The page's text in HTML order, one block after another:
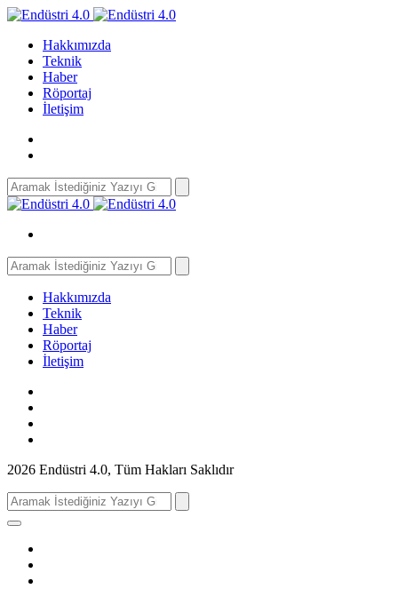
Hakkımızda
Teknik
Haber
Röportaj
İletişim
Search
for:
Search
for:
Hakkımızda
Teknik
Haber
Röportaj
İletişim
2026 Endüstri 4.0, Tüm Hakları Saklıdır
Search
for: